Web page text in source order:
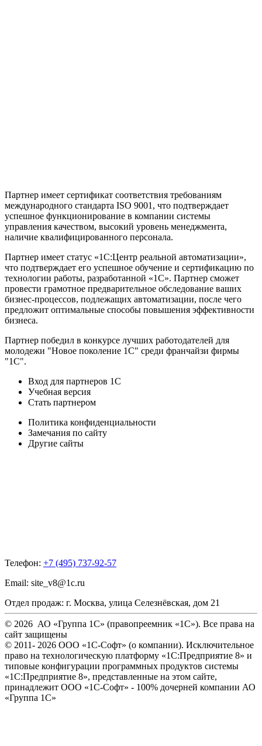
Партнер имеет сертификат соответствия требованиям
международного стандарта ISO 9001, что подтверждает
успешное функционирование в компании системы
управления качеством, высокий уровень менеджмента,
наличие квалифицированного персонала.
Партнер имеет статус «1С:Центр реальной автоматизации»,
что подтверждает его успешное обучение и сертификацию по
технологии работы, разработанной «1С». Партнер сможет
провести грамотное предварительное обследование ваших
бизнес-процессов, подлежащих автоматизации, после чего
предложит оптимальные способы повышения эффективности
бизнеса.
Партнер победил в конкурсе лучших работодателей для
молодежи "Новое поколение 1С" среди франчайзи фирмы
"1С".
Вход для партнеров 1С
Учебная версия
Стать партнером
Политика конфиденциальности
Замечания по сайту
Другие сайты
Телефон: +7 (495) 737-92-57
Email: site_v8@1c.ru
Отдел продаж: г. Москва, улица Селезнёвская, дом 21
© 2026 АО «Группа 1С» (правопреемник «1С»). Все права на
сайт защищены
© 2011- 2026 ООО «1С-Софт» (о компании). Исключительное
право на технологическую платформу «1С:Предприятие 8» и
типовые конфигурации программных продуктов системы
«1С:Предприятие 8», представленные на этом сайте,
принадлежит ООО «1С-Софт» - 100% дочерней компании АО
«Группа 1С»